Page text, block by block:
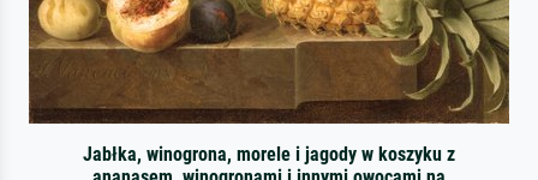
Jabłka, winogrona, morele i jagody w koszyku z